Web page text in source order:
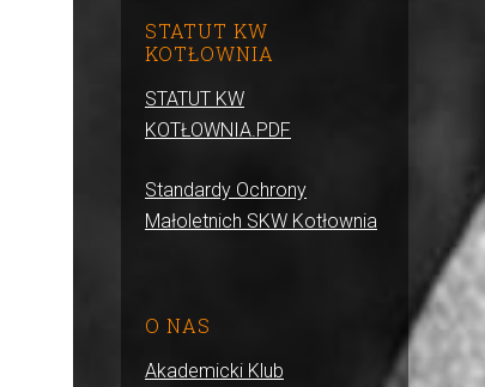
STATUT KW
KOTŁOWNIA
STATUT KW
KOTŁOWNIA.PDF
Standardy Ochrony
Małoletnich SKW Kotłownia
O NAS
Akademicki Klub